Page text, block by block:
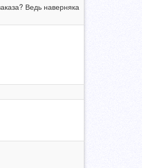
Ведь наверняка